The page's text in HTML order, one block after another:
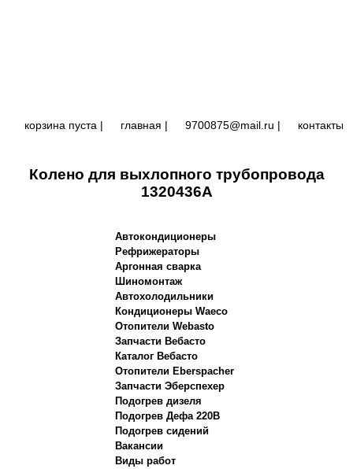
корзина пуста | главная | 9700875@mail.ru | контакты
Колено для выхлопного трубопровода
1320436A
Автокондиционеры
Рефрижераторы
Аргонная сварка
Шиномонтаж
Автохолодильники
Кондиционеры Waeco
Отопители Webasto
Запчасти Вебасто
Каталог Вебасто
Отопители Eberspacher
Запчасти Эберспехер
Подогрев дизеля
Подогрев Дефа 220В
Подогрев сидений
Вакансии
Виды работ